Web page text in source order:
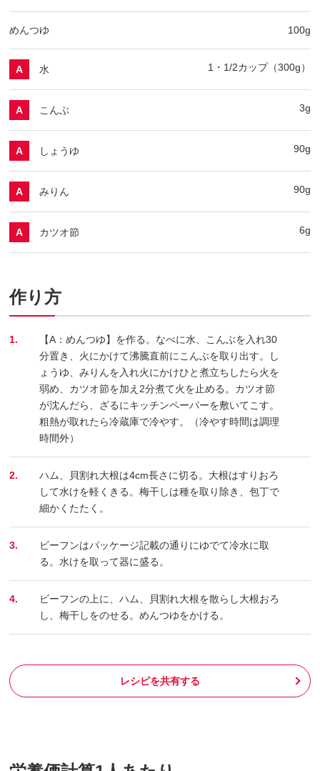
めんつゆ 100g
A 水 1・1/2カップ（300g）
A こんぶ 3g
A しょうゆ 90g
A みりん 90g
A カツオ節 6g
作り方
1.
【A：めんつゆ】を作る。なべに水、こんぶを入れ30
分置き、火にかけて沸騰直前にこんぶを取り出す。し
ょうゆ、みりんを入れ火にかけひと煮立ちしたら火を
弱め、カツオ節を加え2分煮て火を止める。カツオ節
が沈んだら、ざるにキッチンペーパーを敷いてこす。
粗熱が取れたら冷蔵庫で冷やす。（冷やす時間は調理
時間外）
2.
ハム、貝割れ大根は4cm長さに切る。大根はすりおろ
して水けを軽くきる。梅干しは種を取り除き、包丁で
細かくたたく。
3.
ビーフンはパッケージ記載の通りにゆでて冷水に取
る。水けを取って器に盛る。
4.
ビーフンの上に、ハム、貝割れ大根を散らし大根おろ
し、梅干しをのせる。めんつゆをかける。
レシピを共有する